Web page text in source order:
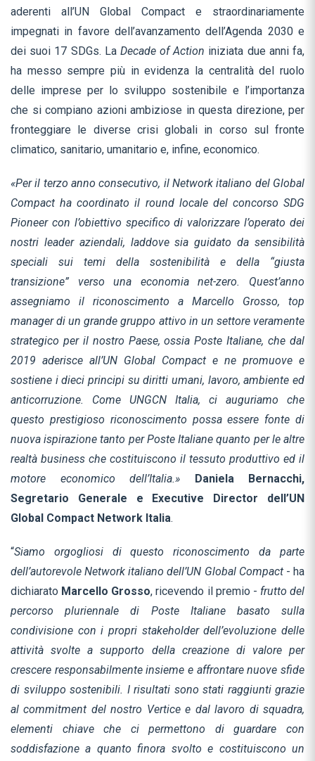
aderenti all’UN Global Compact e straordinariamente
impegnati in favore dell’avanzamento dell’Agenda 2030 e
dei suoi 17 SDGs. La Decade of Action iniziata due anni fa,
ha messo sempre più in evidenza la centralità del ruolo
delle imprese per lo sviluppo sostenibile e l’importanza
che si compiano azioni ambiziose in questa direzione, per
fronteggiare le diverse crisi globali in corso sul fronte
climatico, sanitario, umanitario e, infine, economico.
«Per il terzo anno consecutivo, il Network italiano del Global
Compact ha coordinato il round locale del concorso SDG
Pioneer con l’obiettivo specifico di valorizzare l’operato dei
nostri leader aziendali, laddove sia guidato da sensibilità
speciali sui temi della sostenibilità e della “giusta
transizione” verso una economia net-zero. Quest’anno
assegniamo il riconoscimento a Marcello Grosso, top
manager di un grande gruppo attivo in un settore veramente
strategico per il nostro Paese, ossia Poste Italiane, che dal
2019 aderisce all’UN Global Compact e ne promuove e
sostiene i dieci principi su diritti umani, lavoro, ambiente ed
anticorruzione. Come UNGCN Italia, ci auguriamo che
questo prestigioso riconoscimento possa essere fonte di
nuova ispirazione tanto per Poste Italiane quanto per le altre
realtà business che costituiscono il tessuto produttivo ed il
motore economico dell’Italia.»
Daniela Bernacchi,
Segretario Generale e Executive Director
dell’UN
Global Compact Network Italia.
“Siamo orgogliosi di questo riconoscimento da parte
dell’autorevole Network italiano dell’UN Global Compact- ha
dichiarato Marcello Grosso, ricevendo il premio - frutto del
percorso pluriennale di Poste Italiane basato sulla
condivisione con i propri stakeholder dell’evoluzione delle
attività svolte a supporto della creazione di valore per
crescere responsabilmente insieme e affrontare nuove sfide
di sviluppo sostenibili. I risultati sono stati raggiunti grazie
al commitment del nostro Vertice e dal lavoro di squadra,
elementi chiave che ci permettono di guardare con
soddisfazione a quanto finora svolto e costituiscono un